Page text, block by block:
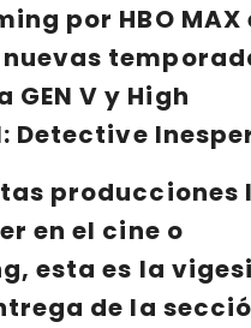
por HBO MAX
GEN V y High
Detective
producciones
en el cine o
, esta es la
de la